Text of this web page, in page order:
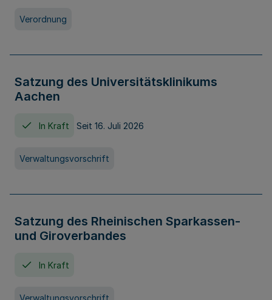
Verordnung
Satzung des Universitätsklinikums
Aachen
In Kraft Seit 16. Juli 2026
Verwaltungsvorschrift
Satzung des Rheinischen Sparkassen-
und Giroverbandes
In Kraft
Verwaltungsvorschrift